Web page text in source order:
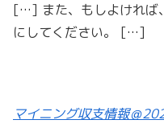
[…] また、もしよければ
にしてください。 […]
マイニング収支情報＠